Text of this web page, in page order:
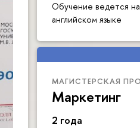
Обучение ведется
английском языке
МАГИСТЕРСКАЯ
Маркетинг
2 года